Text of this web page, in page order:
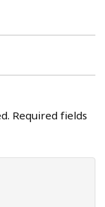
Required fields